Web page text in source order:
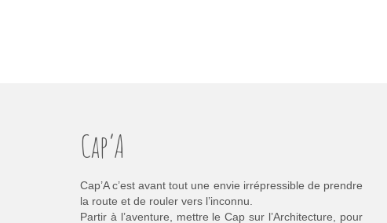
Cap’A
Cap’A c’est avant tout une envie irrépressible de prendre
la route et de rouler vers l’inconnu.
Partir à l’aventure, mettre le Cap sur l’Architecture, pour